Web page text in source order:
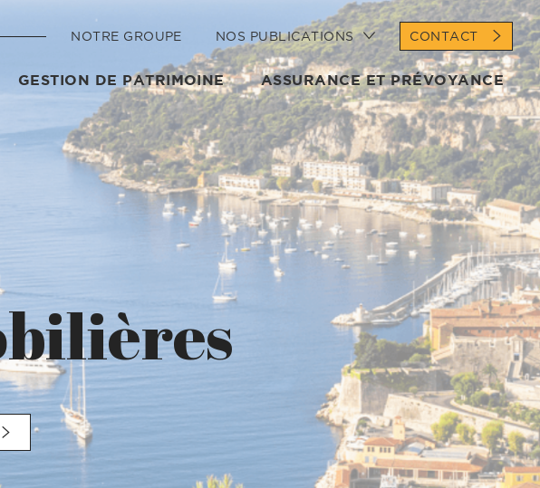
NOTRE GROUPE NOS PUBLICATIONS CONTACT
GESTION DE PATRIMOINE ASSURANCE ET PRÉVOYANCE